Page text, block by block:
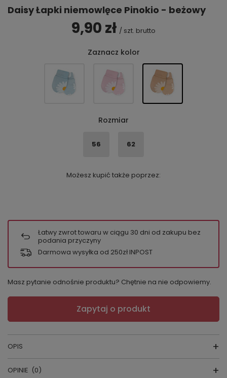
Daisy Łapki niemowlęce Pinokio - beżowy
9,90 zł / szt. brutto
Zaznacz kolor
Rozmiar
56 62
Możesz kupić także poprzez:
Łatwy zwrot towaru w ciągu 30 dni od zakupu bez
podania przyczyny
Darmowa wysyłka od 250zł INPOST
Masz pytanie odnośnie produktu? Chętnie na nie odpowiemy.
Zapytaj o produkt
OPIS
OPINIE (0)